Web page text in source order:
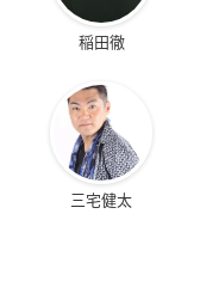
稲田徹
三宅健太